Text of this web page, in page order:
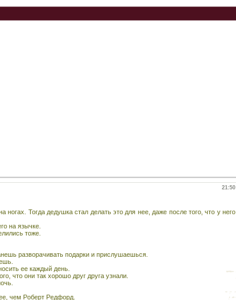
21:50
ногах. Тогда дедушка стал делать это для нее, даже после того, что у него
на язычке.
тоже.
разворачивать подарки и прислушаешься.
ее каждый день.
что они так хорошо друг друга узнали.
чем Роберт Редфорд.